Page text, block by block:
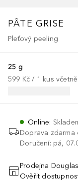
PÂTE GRISE
Pleťový peeling
25 g
599 Kč / 1 kus
Online:
Doprava zdarma
Doručení: pá,
Prodejna Douglas
Ověřit